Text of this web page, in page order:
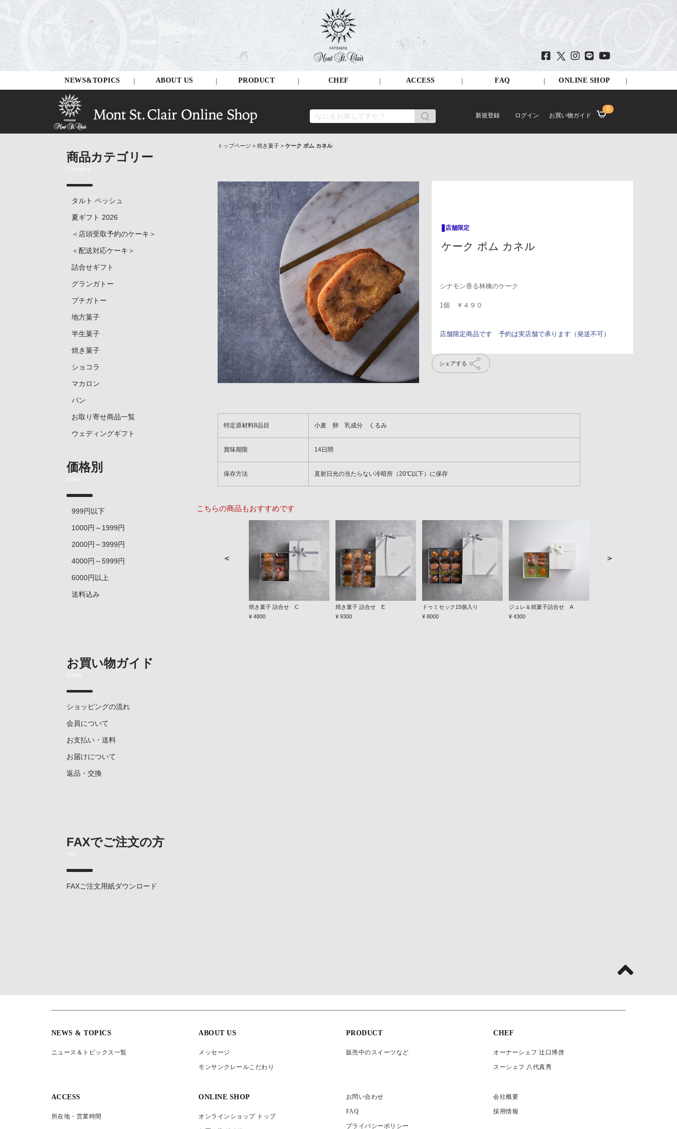
NEWS&TOPICS ABOUT US PRODUCT CHEF ACCESS FAQ ONLINE SHOP
新規登録 ログイン お買い物ガイド
0
商品カテゴリー
Category
タルト ペッシュ
夏ギフト 2026
＜店頭受取予約のケーキ＞
＜配送対応ケーキ＞
詰合せギフト
グランガトー
プチガトー
地方菓子
半生菓子
焼き菓子
ショコラ
マカロン
パン
お取り寄せ商品一覧
ウェディングギフト
価格別
price
999円以下
1000円～1999円
2000円～3999円
4000円～5999円
6000円以上
送料込み
お買い物ガイド
ショッピングの流れ
会員について
お支払い・送料
お届けについて
返品・交換
FAXでご注文の方
FAX
FAXご注文用紙ダウンロード
トップページ > 焼き菓子 > ケーク ポム カネル
ケーク ポム カネル
シナモン香る林檎のケーク
1個 ￥４９０
店舗限定商品です 予約は実店舗で承ります（発送不可）
シェアする
特定原材料8品目 小麦 卵 乳成分 くるみ
賞味期限 14日間
保存方法 直射日光の当たらない冷暗所（20℃以下）に保存
こちらの商品もおすすめです
焼き菓子 詰合せ C
¥ 4800
焼き菓子 詰合せ E
¥ 9300
ドゥミセック15個入り
¥ 8000
ジュレ＆焼菓子詰合せ A
¥ 4300
＜ ＞
NEWS & TOPICS
ニュース＆トピックス一覧
ABOUT US
メッセージ
モンサンクレールこだわり
PRODUCT
販売中のスイーツなど
CHEF
オーナーシェフ 辻口博啓
スーシェフ 八代真秀
ACCESS
所在地・営業時間
ONLINE SHOP
オンラインショップ トップ
お問い合わせ
FAQ
プライバシーポリシー
会社概要
採用情報